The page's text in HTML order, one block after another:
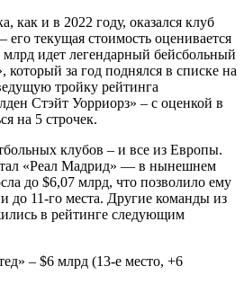
как и в 2022 году, оказался клуб
текущая стоимость оценивается
идет легендарный бейсбольный
за год поднялся в списке на
тройку рейтинга
Стэйт Уорриорз» – с оценкой в
на 5 строчек.
клубов – и все из Европы.
«Реал Мадрид» — в нынешнем
до $6,07 млрд, что позволило ему
до 11-го места. Другие команды из
в рейтинге следующим
– $6 млрд (13-е место, +6